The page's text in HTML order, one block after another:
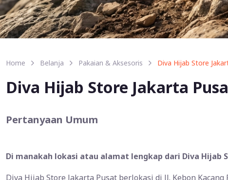
Home Belanja Pakaian & Aksesoris Diva Hijab Store
Diva Hijab Store Jakarta
Pertanyaan Umum
Di manakah lokasi atau alamat lengkap dari Diva Hijab
Diva Hijab Store Jakarta Pusat berlokasi di Jl. Kebon Kacang